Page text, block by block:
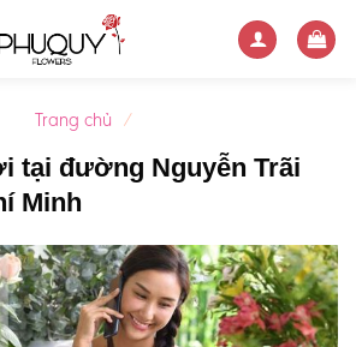
Trang chủ /
tại đường Nguyễn Trãi
Minh